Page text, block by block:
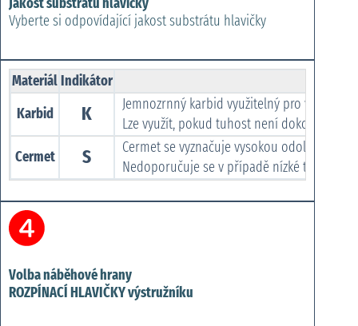
Vyberte si odpovídající jakost substrátu hlavičky
MateriálIndikátor
Karbid
K
Jemnozrnný karbid využitelný pro většinu
Lze využít, pokud tuhost není dokonalá a
Cermet
S
Cermet se vyznačuje vysokou odolností
Nedoporučuje se v případě nízké tuhosti
Volba náběhové hrany
ROZPÍNACÍ HLAVIČKY výstružníku